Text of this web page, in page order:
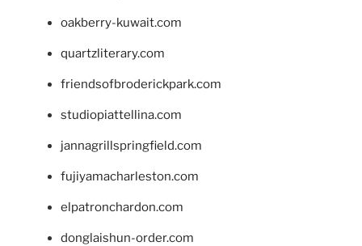
oakberry-kuwait.com
quartzliterary.com
friendsofbroderickpark.com
studiopiattellina.com
jannagrillspringfield.com
fujiyamacharleston.com
elpatronchardon.com
donglaishun-order.com